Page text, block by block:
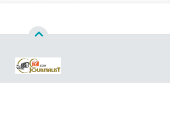
2026WWW CCTVJURNALISTCOM™